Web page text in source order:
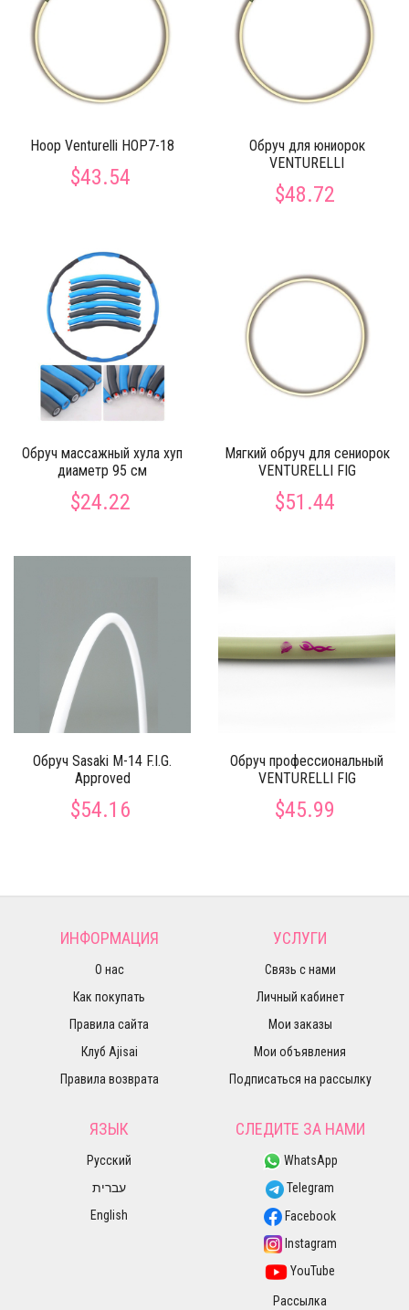
Hoop Venturelli HOP7-18
$43.54
Обруч для юниорок
VENTURELLI
$48.72
Обруч массажный хула хуп
диаметр 95 см
$24.22
Мягкий обруч для сениорок
VENTURELLI FIG
$51.44
Обруч Sasaki M-14 F.I.G.
Approved
$54.16
Обруч профессиональный
VENTURELLI FIG
$45.99
ИНФОРМАЦИЯ
О нас
Как покупать
Правила сайта
Клуб Ajisai
Правила возврата
УСЛУГИ
Связь с нами
Личный кабинет
Мои заказы
Мои объявления
Подписаться на рассылку
ЯЗЫК
Русский
עברית
English
СЛЕДИТЕ ЗА НАМИ
WhatsApp
Telegram
Facebook
Instagram
YouTube
Рассылка